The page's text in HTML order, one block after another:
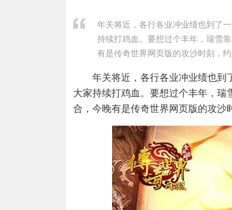
年关将近，各行各业冲业绩也到了
持续打鸡血。要想过个丰年，瑞雪
有是传奇世界网页版的攻沙时刻，
年关将近，各行各业冲业绩也到
大家持续打鸡血。要想过个丰年，
合，今晚有是传奇世界网页版的攻沙